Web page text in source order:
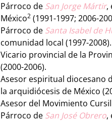
Párroco de San Jorge Mártir,
México2 (1991-1997; 2006-
Párroco de Santa Isabel de
comunidad local (1997-2008).
Vicario provincial de la
(2000-2006).
Asesor espiritual diocesano
la arquidiócesis de México
Asesor del Movimiento
Párroco de San José Obrero,